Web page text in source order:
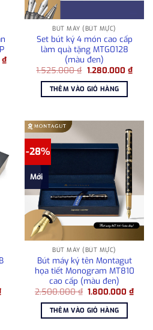
₫Giá
38.900.000 ₫.
BÚT MÁY (BÚT MỰC)
Set bút ký 4 món cao cấp
làm quà tặng MTG0128
(màu đen)
1.525.000₫ Giá
là:
1.525.000 ₫.
1.280.000 ₫Giá
THÊM VÀO GIỎ HÀNG
Giá
hiện
3.109.000 ₫.
-28%
Mới
BÚT MÁY (BÚT MỰC)
Bút máy ký tên Montagut
họa tiết Monogram MT810
cao cấp (màu đen)
2.500.000₫ Giá
là:
2.500.000 ₫.
1.800.000₫Giá
hiện
THÊM VÀO GIỎ HÀNG